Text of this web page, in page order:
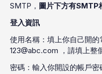
SMTP， 圖片下方有SMTP
登入資訊
使用名稱：填上你自己開的
123@abc.com ，請填上整
密碼：輸入你開設的帳戶密